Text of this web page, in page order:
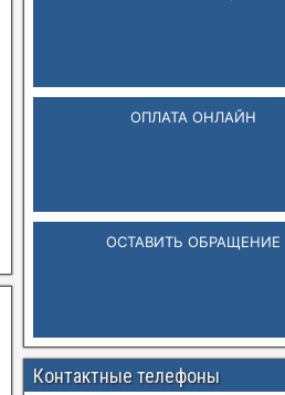
ОПЛАТА ОНЛАЙН
ОСТАВИТЬ ОБРАЩЕНИЕ
Контактные телефоны